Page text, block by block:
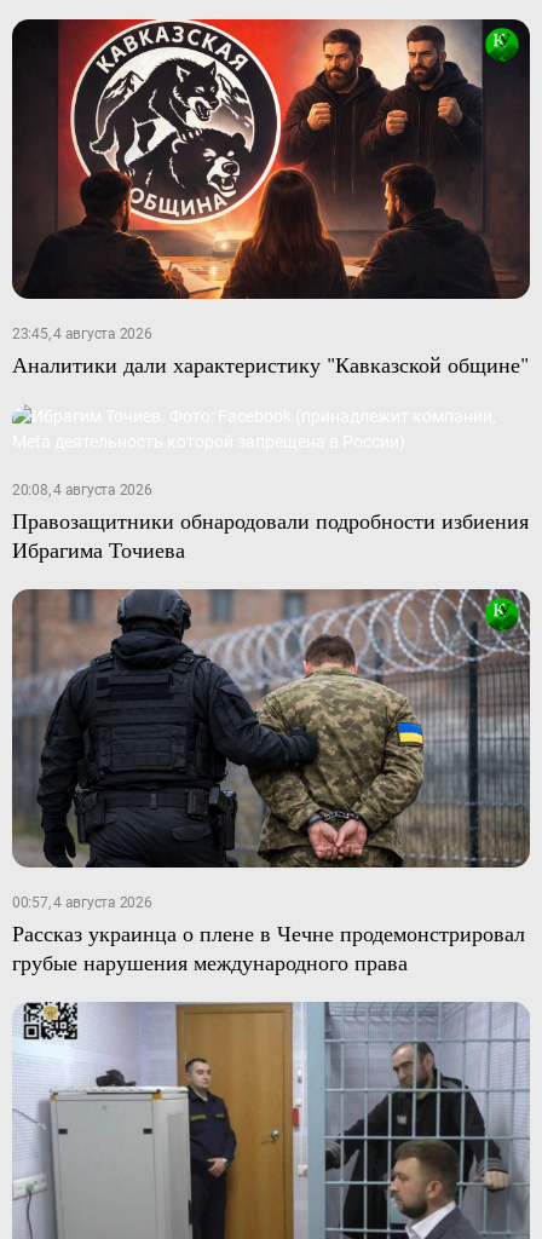
23:45, 4 августа 2026
Аналитики дали характеристику "Кавказской общине"
20:08, 4 августа 2026
Правозащитники обнародовали подробности избиения
Ибрагима Точиева
00:57, 4 августа 2026
Рассказ украинца о плене в Чечне продемонстрировал
грубые нарушения международного права